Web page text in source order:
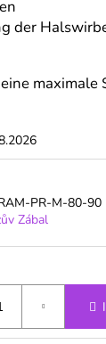
der
PR-M-80-90
Zábal